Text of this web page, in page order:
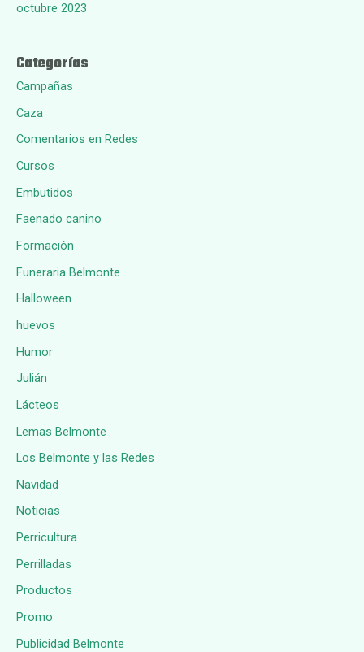
octubre 2023
Categorías
Campañas
Caza
Comentarios en Redes
Cursos
Embutidos
Faenado canino
Formación
Funeraria Belmonte
Halloween
huevos
Humor
Julián
Lácteos
Lemas Belmonte
Los Belmonte y las Redes
Navidad
Noticias
Perricultura
Perrilladas
Productos
Promo
Publicidad Belmonte